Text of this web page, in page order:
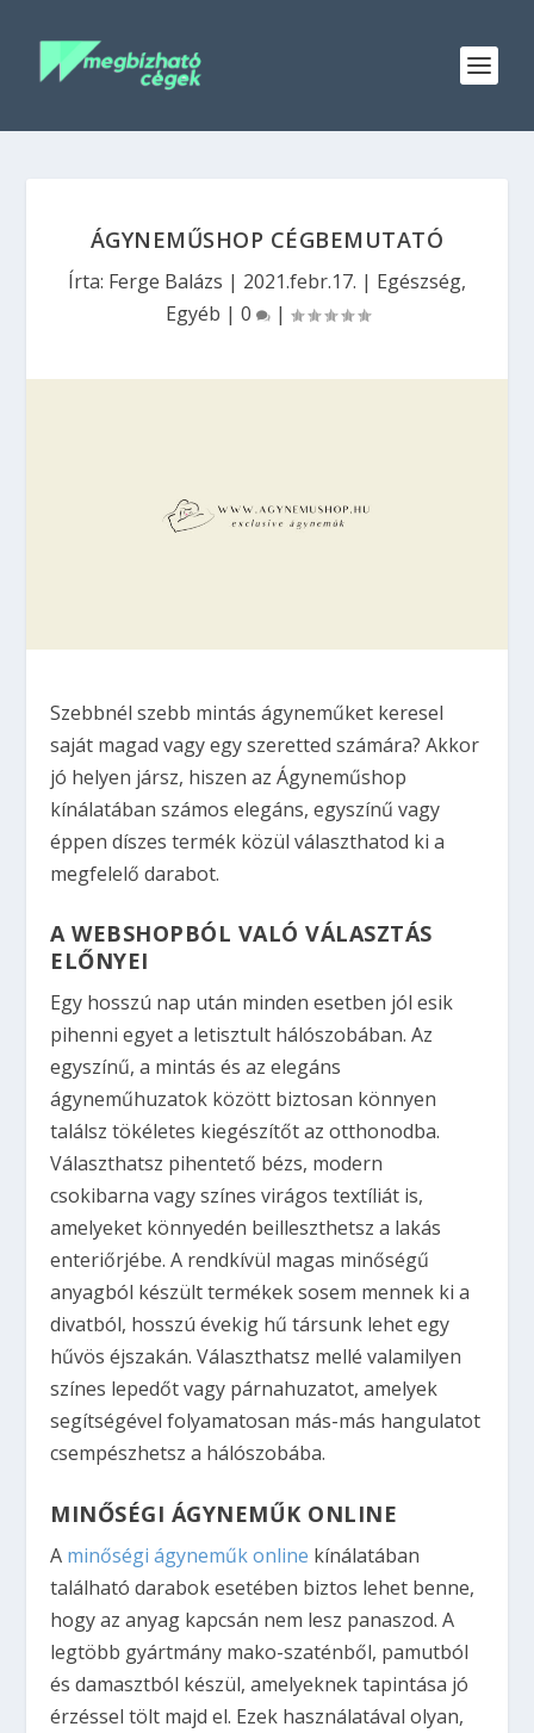
ÁGYNEMŰSHOP CÉGBEMUTATÓ
Írta: Ferge Balázs | 2021.febr.17. | Egészség,
Egyéb | 0 |
Szebbnél szebb mintás ágyneműket keresel
saját magad vagy egy szeretted számára? Akkor
jó helyen jársz, hiszen az Ágyneműshop
kínálatában számos elegáns, egyszínű vagy
éppen díszes termék közül választhatod ki a
megfelelő darabot.
A WEBSHOPBÓL VALÓ VÁLASZTÁS
ELŐNYEI
Egy hosszú nap után minden esetben jól esik
pihenni egyet a letisztult hálószobában. Az
egyszínű, a mintás és az elegáns
ágyneműhuzatok között biztosan könnyen
találsz tökéletes kiegészítőt az otthonodba.
Választhatsz pihentető bézs, modern
csokibarna vagy színes virágos textíliát is,
amelyeket könnyedén beilleszthetsz a lakás
enteriőrjébe. A rendkívül magas minőségű
anyagból készült termékek sosem mennek ki a
divatból, hosszú évekig hű társunk lehet egy
hűvös éjszakán. Választhatsz mellé valamilyen
színes lepedőt vagy párnahuzatot, amelyek
segítségével folyamatosan más-más hangulatot
csempészhetsz a hálószobába.
MINŐSÉGI ÁGYNEMŰK ONLINE
A minőségi ágyneműk online kínálatában
található darabok esetében biztos lehet benne,
hogy az anyag kapcsán nem lesz panaszod. A
legtöbb gyártmány mako-szaténből, pamutból
és damasztból készül, amelyeknek tapintása jó
érzéssel tölt majd el. Ezek használatával olyan,